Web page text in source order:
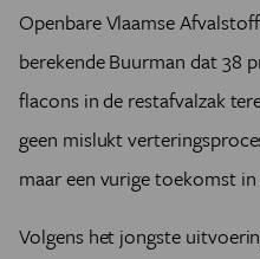
Openbare Vlaamse
berekende Buurman dat 38
flacons in de restafvalzak
geen mislukt
maar een vurige toekomst
Volgens het jongste